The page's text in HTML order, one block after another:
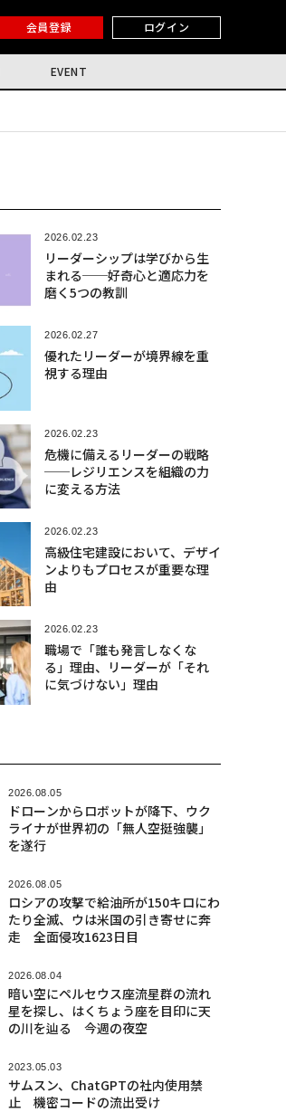
会員登録 ログイン
EVENT
2026.02.23
リーダーシップは学びから生
まれる──好奇心と適応力を
磨く5つの教訓
2026.02.27
優れたリーダーが境界線を重
視する理由
2026.02.23
危機に備えるリーダーの戦略
──レジリエンスを組織の力
に変える方法
2026.02.23
高級住宅建設において、デザイ
ンよりもプロセスが重要な理
由
2026.02.23
職場で「誰も発言しなくな
る」理由、リーダーが「それ
に気づけない」理由
2026.08.05
ドローンからロボットが降下、ウク
ライナが世界初の「無人空挺強襲」
を遂行
2026.08.05
ロシアの攻撃で給油所が150キロにわ
たり全滅、ウは米国の引き寄せに奔
走 全面侵攻1623日目
2026.08.04
暗い空にペルセウス座流星群の流れ
星を探し、はくちょう座を目印に天
の川を辿る 今週の夜空
2023.05.03
サムスン、ChatGPTの社内使用禁
止 機密コードの流出受け